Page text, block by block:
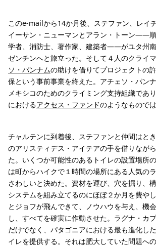
このe-mailから14か月後、ステファン、レイ
イーサン・ニューマンとアラン・トーン——
学者、消防士、著作家、建築者——がユタ州
ゼンチンへと旅立った。そして４人のクライマ
ソ・パンナムの助けを借りてプロジェクトの
保という事前事業を終えた。アチェソ・パン
メキシコのためのクライミング支持組織であ
におけるアクセス・ファンドのようなものでは
チャルテンに到着後、ステファンと仲間はと
のアリスティデス・アイテアの手を借りなが
た。いくつか可能性のあるトイレの設置場所
は町からハイクで１時間の場所にある人気の
さわしいと決めた。資材を運び、穴を掘り、
システムを組み立てるのにほぼ２か月を費や
とジョフが飛んできて、ノウハウを与え、機
し、すべてを確実に作動させた。ラグナ・カ
だけでなく、パタゴニアにおける最も進化し
イレを提供する。それは肥大していた問題へ